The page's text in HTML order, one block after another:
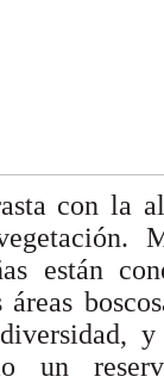
con la
están
un